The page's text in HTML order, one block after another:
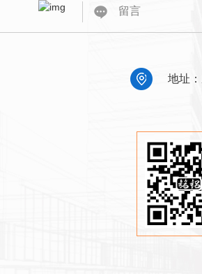
地址：